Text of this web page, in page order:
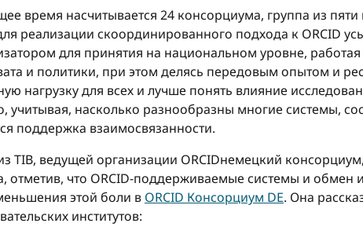
время насчитывается 24 консорциума, группа из
реализации скоординированного подхода к ORCID
для принятия на национальном уровне,
и политики, при этом делясь передовым опытом и
нагрузку для всех и лучше понять влияние
учитывая, насколько разнообразны многие системы,
поддержка взаимосвязанности.
TIB, ведущей организации ORCIDнемецкий
отметив, что ORCID-поддерживаемые системы и
этой боли в ORCID Консорциум DE. Она
институтов: